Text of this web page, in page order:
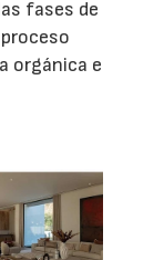
fases de
orgánica e